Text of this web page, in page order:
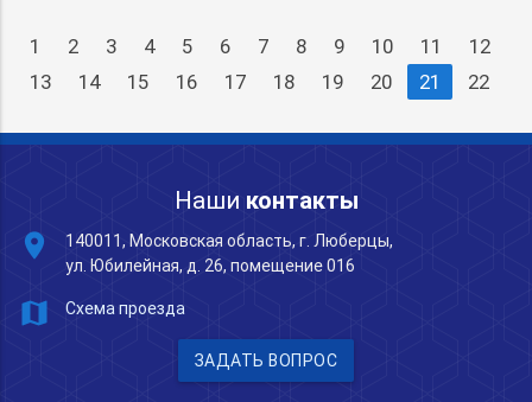
1 2 3 4 5 6 7 8 9 10 11
12
13
14 15 16 17 18 19 20 21 22
Наши контакты
place
140011, Московская область, г. Люберцы,
ул. Юбилейная, д. 26, помещение 016
map Схема проезда
ЗАДАТЬ ВОПРОС